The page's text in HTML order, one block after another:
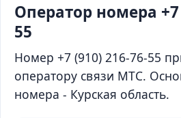
Оператор номера +7
55
Номер +7 (910) 216-76-55
оператору связи МТС.
номера - Курская область.